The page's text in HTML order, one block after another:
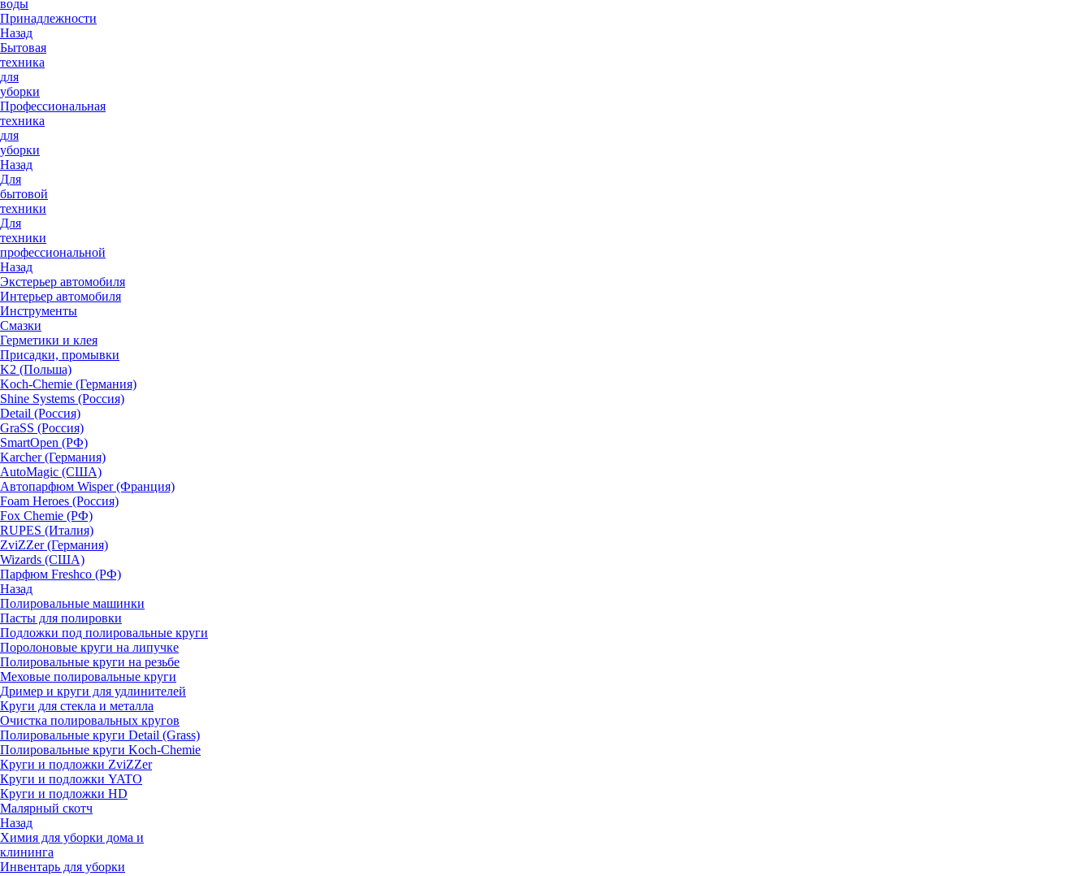
воды
Принадлежности
Назад
Бытовая
техника
для
уборки
Профессиональная
техника
для
уборки
Назад
Для
бытовой
техники
Для
техники
профессиональной
Назад
Экстерьер автомобиля
Интерьер автомобиля
Инструменты
Смазки
Герметики и клея
Присадки, промывки
K2 (Польша)
Koch-Chemie (Германия)
Shine Systems (Россия)
Detail (Россия)
GraSS (Россия)
SmartOpen (РФ)
Karcher (Германия)
AutoMagic (США)
Автопарфюм Wisper (Франция)
Foam Heroes (Россия)
Fox Chemie (РФ)
RUPES (Италия)
ZviZZer (Германия)
Wizards (США)
Парфюм Freshco (РФ)
Назад
Полировальные машинки
Пасты для полировки
Подложки под полировальные круги
Поролоновые круги на липучке
Полировальные круги на резьбе
Меховые полировальные круги
Дример и круги для удлинителей
Круги для стекла и металла
Очистка полировальных кругов
Полировальные круги Detail (Grass)
Полировальные круги Koch-Chemie
Круги и подложки ZviZZer
Круги и подложки YATO
Круги и подложки HD
Малярный скотч
Назад
Химия для уборки дома и
клининга
Инвентарь для уборки